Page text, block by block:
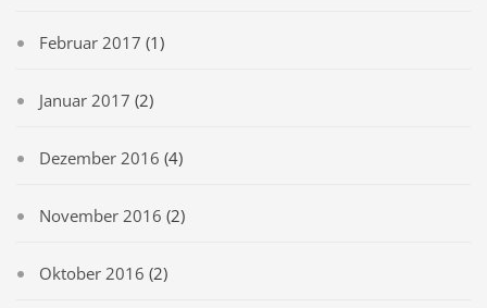
Februar 2017 (1)
Januar 2017 (2)
Dezember 2016 (4)
November 2016 (2)
Oktober 2016 (2)